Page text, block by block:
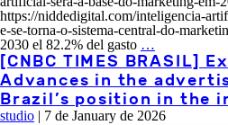
https://niddedigital.com/inteligencia-
e-se-torna-o-sistema-central-do-
2030 el 82.2% del gasto …
[CNBC TIMES BRASIL]
Advances in the
Brazil’s position in the
studio | 7 de January de 2026